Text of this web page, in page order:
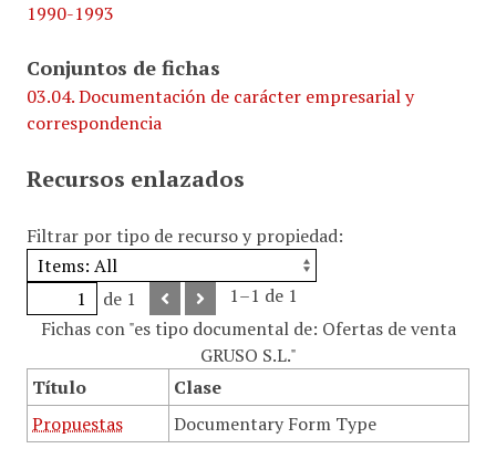
1990-1993
Conjuntos de fichas
03.04. Documentación de carácter empresarial y
correspondencia
Recursos enlazados
Filtrar por tipo de recurso y propiedad:
de 1
1–1 de 1
Fichas con "es tipo documental de: Ofertas de venta
GRUSO S.L."
Título
Clase
Propuestas
Documentary Form Type